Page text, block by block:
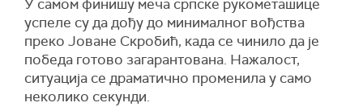
У самом финишу меча српске рукометашице
успеле су да дођу до минималног вођства
преко Јоване Скробић, када се чинило да је
победа готово загарантована. Нажалост,
ситуација се драматично променила у само
неколико секунди.